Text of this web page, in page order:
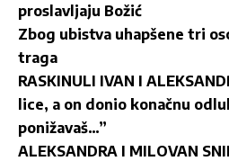
proslavljaju Božić
Zbog ubistva uhapšene tri
traga
RASKINULI IVAN I
lice, a on donio konačnu
ponižavaš…”
ALEKSANDRA I MILOVAN